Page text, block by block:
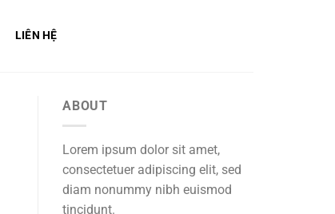
LIÊN HỆ
ABOUT
Lorem ipsum dolor sit amet,
consectetuer adipiscing elit, sed
diam nonummy nibh euismod
tincidunt.